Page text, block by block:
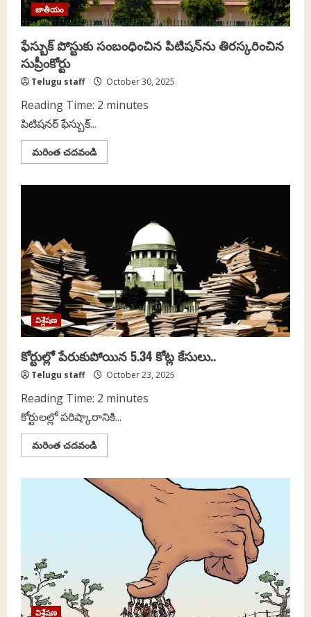
జాతీయం
ఫేస్బుక్‌ పోస్టుకు సంబంధించిన పిటిషన్‌ను తిరస్కరించిన
సుప్రీంకోర్టు
Telugu staff October 30, 2025
Reading Time: 2 minutes
పిటిషనర్‌ ఫేస్బుక్‌...
మరింత చదవండిRead
more
విశ్లేషణ
కోర్టుల్లో పేరుకుపోయిన 5.34 కోట్ల కేసులు..
Telugu staff October 23, 2025
Reading Time: 2 minutes
కోర్టులల్లో పరిష్కారానికి...
మరింత చదవండిRead
more
పేరుకుపోయిన
5.34
కేసులు..
విశ్లేషణ